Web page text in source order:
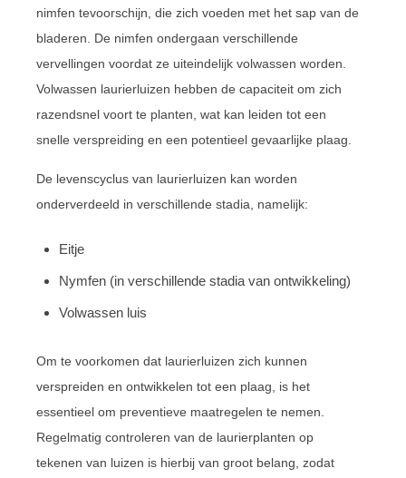
nimfen tevoorschijn, die zich voeden met het sap van de
bladeren. De nimfen ondergaan verschillende
vervellingen voordat ze uiteindelijk volwassen worden.
Volwassen laurierluizen hebben de capaciteit om zich
razendsnel voort te planten, wat kan leiden tot een
snelle verspreiding en een potentieel gevaarlijke plaag.
De levenscyclus van laurierluizen kan worden
onderverdeeld in verschillende stadia, namelijk:
Eitje
Nymfen (in verschillende stadia van ontwikkeling)
Volwassen luis
Om te voorkomen dat laurierluizen zich kunnen
verspreiden en ontwikkelen tot een plaag, is het
essentieel om preventieve maatregelen te nemen.
Regelmatig controleren van de laurierplanten op
tekenen van luizen is hierbij van groot belang, zodat